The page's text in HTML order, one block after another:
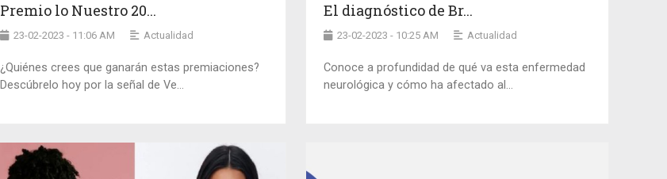
Premio lo Nuestro 20...
23-02-2023 - 11:06 AM Actualidad
¿Quiénes crees que ganarán estas premiaciones?
Descúbrelo hoy por la señal de Ve...
El diagnóstico de Br...
23-02-2023 - 10:25 AM Actualidad
Conoce a profundidad de qué va esta enfermedad
neurológica y cómo ha afectado al...